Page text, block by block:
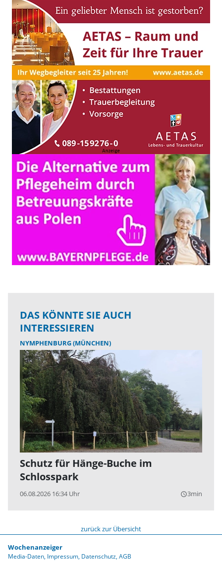
DAS KÖNNTE SIE AUCH
INTERESSIEREN
NYMPHENBURG (MÜNCHEN)
Schutz für Hänge-Buche im
Schlosspark
06.08.2026 16:34 Uhr query_builder3min
zurück zur Übersicht
Wochenanzeiger
Media-Daten Impressum Datenschutz AGB